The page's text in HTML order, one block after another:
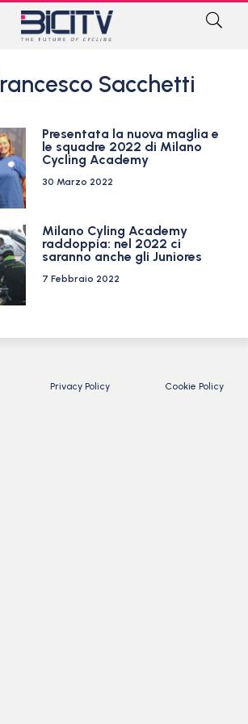
Sacchetti
Presentata la nuova maglia e
le squadre 2022 di Milano
Cycling Academy
30 Marzo 2022
Milano Cyling Academy
raddoppia: nel 2022 ci
saranno anche gli Juniores
7 Febbraio 2022
Privacy Policy Cookie Policy